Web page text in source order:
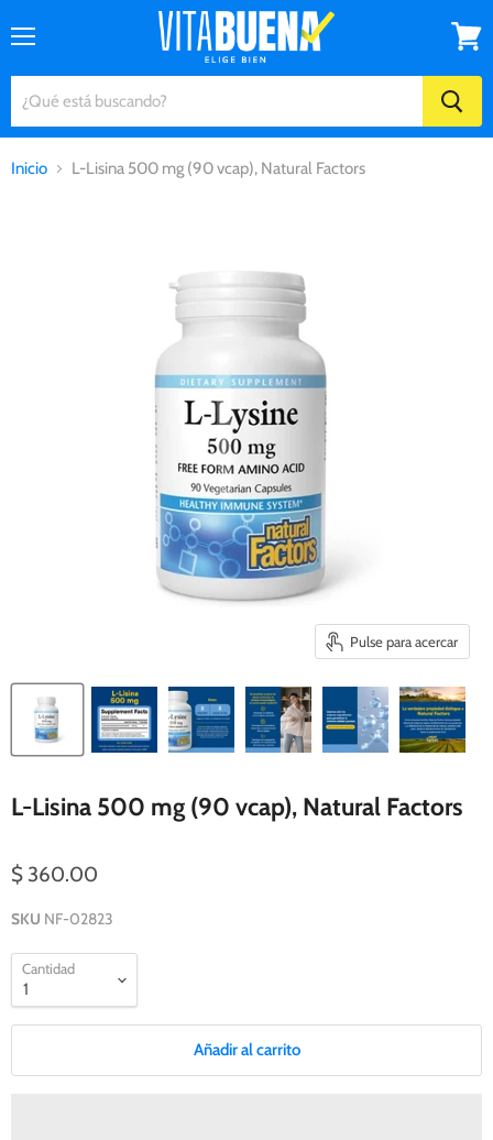
carrito
Inicio L-Lisina 500 mg (90 vcap), Natural Factors
Pulse para acercar
L-Lisina 500 mg (90 vcap), Natural Factors
$ 360.00
SKU NF-02823
Cantidad
Añadir al carrito